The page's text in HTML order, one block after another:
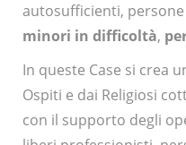
autosufficienti,
minori in difficoltà,
In queste Case si crea
Ospiti e dai Religiosi
con il supporto degli